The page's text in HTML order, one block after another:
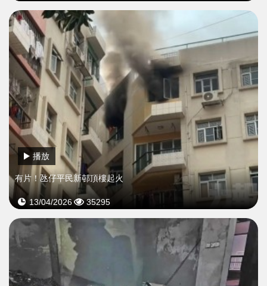
​有片！氹仔平民新邨頂樓起火
播放
13/04/2026 35295